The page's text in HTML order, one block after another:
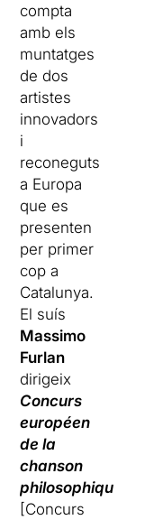
compta
amb els
muntatges
de dos
artistes
innovadors
i
reconeguts
a Europa
que es
presenten
per primer
cop a
Catalunya.
El suís
Massimo
Furlan
dirigeix
Concurs
européen
de la
chanson
philosophique
[Concurs